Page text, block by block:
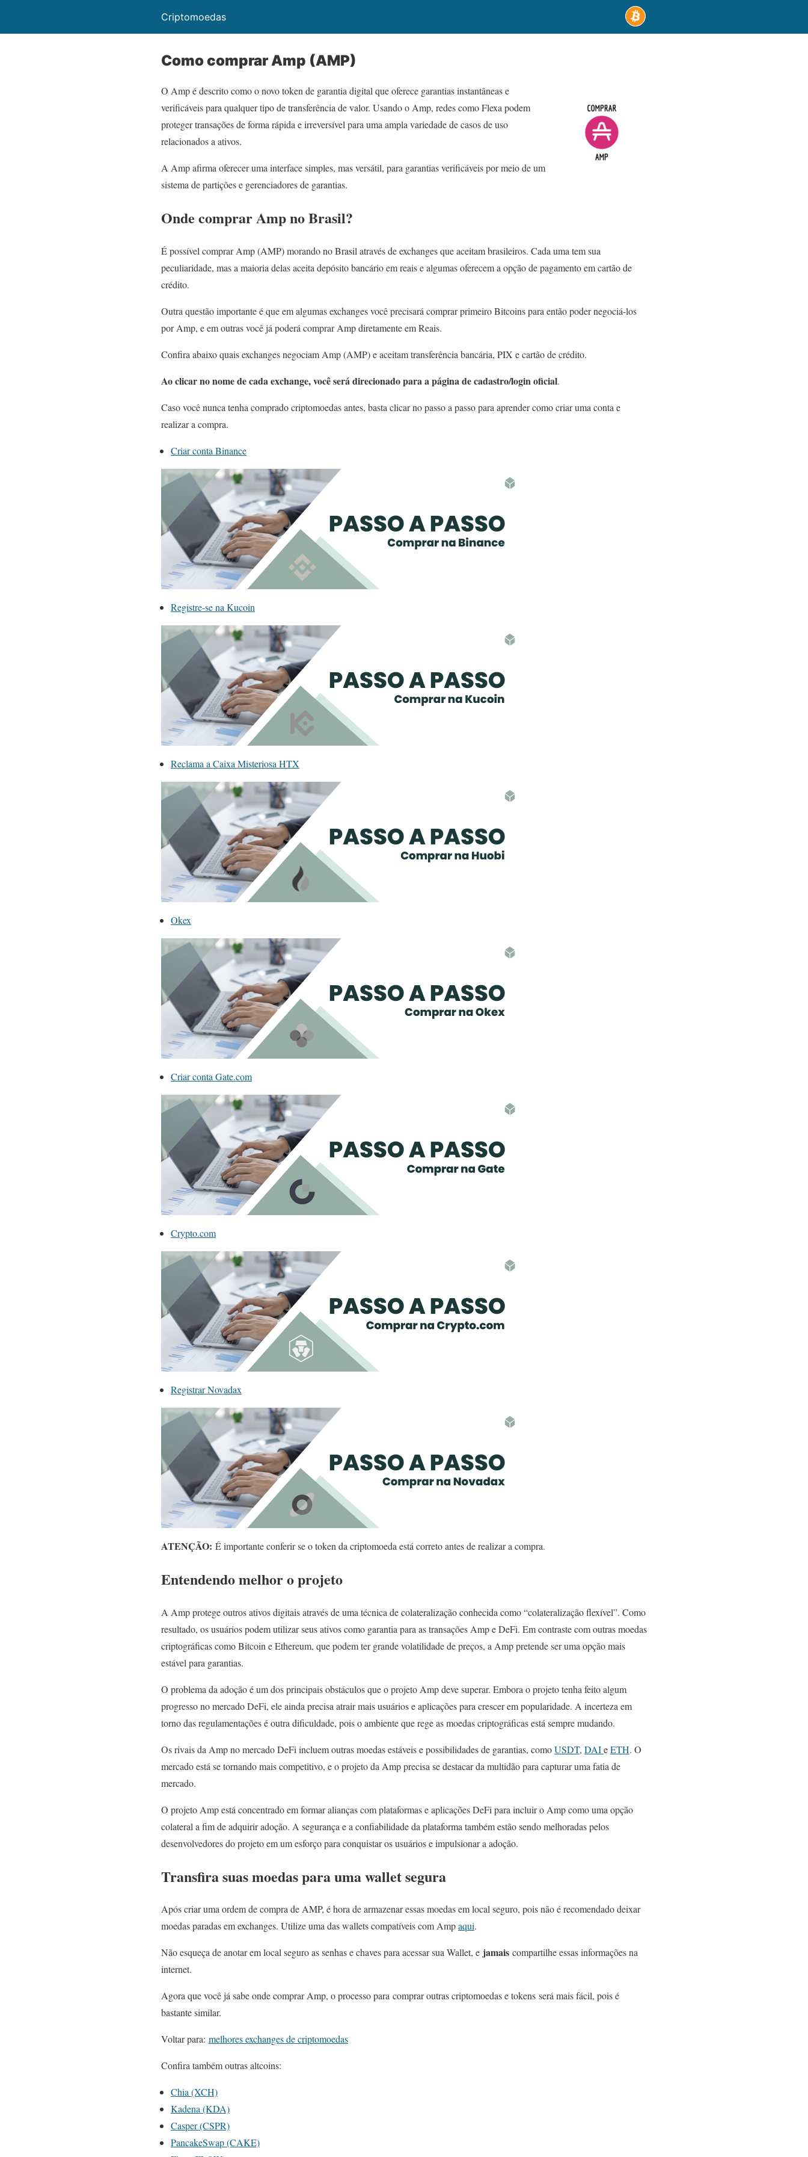
Criptomoedas
Como comprar Amp (AMP)
O Amp é descrito como o novo token de garantia digital que oferece garantias instantâneas e
verificáveis para qualquer tipo de transferência de valor. Usando o Amp, redes como Flexa podem
proteger transações de forma rápida e irreversível para uma ampla variedade de casos de uso
relacionados a ativos.
A Amp afirma oferecer uma interface simples, mas versátil, para garantias verificáveis por meio de um
sistema de partições e gerenciadores de garantias.
Onde comprar Amp no Brasil?
É possível comprar Amp (AMP) morando no Brasil através de exchanges que aceitam brasileiros. Cada uma tem sua
peculiaridade, mas a maioria delas aceita depósito bancário em reais e algumas oferecem a opção de pagamento em cartão de
crédito.
Outra questão importante é que em algumas exchanges você precisará comprar primeiro Bitcoins para então poder negociá-los
por Amp, e em outras você já poderá comprar Amp diretamente em Reais.
Confira abaixo quais exchanges negociam Amp (AMP) e aceitam transferência bancária, PIX e cartão de crédito.
Ao clicar no nome de cada exchange, você será direcionado para a página de cadastro/login oficial.
Caso você nunca tenha comprado criptomoedas antes, basta clicar no passo a passo para aprender como criar uma conta e
realizar a compra.
Criar conta Binance
Registre-se na Kucoin
Reclama a Caixa Misteriosa HTX
Okex
Criar conta Gate.com
Crypto.com
Registrar Novadax
ATENÇÃO: É importante conferir se o token da criptomoeda está correto antes de realizar a compra.
Entendendo melhor o projeto
A Amp protege outros ativos digitais através de uma técnica de colateralização conhecida como “colateralização flexível”. Como
resultado, os usuários podem utilizar seus ativos como garantia para as transações Amp e DeFi. Em contraste com outras moedas
criptográficas como Bitcoin e Ethereum, que podem ter grande volatilidade de preços, a Amp pretende ser uma opção mais
estável para garantias.
O problema da adoção é um dos principais obstáculos que o projeto Amp deve superar. Embora o projeto tenha feito algum
progresso no mercado DeFi, ele ainda precisa atrair mais usuários e aplicações para crescer em popularidade. A incerteza em
torno das regulamentações é outra dificuldade, pois o ambiente que rege as moedas criptográficas está sempre mudando.
Os rivais da Amp no mercado DeFi incluem outras moedas estáveis e possibilidades de garantias, comoUSDT, DAIeETH. O
mercado está se tornando mais competitivo, e o projeto da Amp precisa se destacar da multidão para capturar uma fatia de
mercado.
O projeto Amp está concentrado em formar alianças com plataformas e aplicações DeFi para incluir o Amp como uma opção
colateral a fim de adquirir adoção. A segurança e a confiabilidade da plataforma também estão sendo melhoradas pelos
desenvolvedores do projeto em um esforço para conquistar os usuários e impulsionar a adoção.
Transfira suas moedas para uma wallet segura
Após criar uma ordem de compra de AMP, é hora de armazenar essas moedas em local seguro, pois não é recomendado deixar
moedas paradas em exchanges. Utilize uma das wallets compatíveis com Ampaqui.
Não esqueça de anotar em local seguro as senhas e chaves para acessar sua Wallet, e jamais compartilhe essas informações na
internet.
Agora que você já sabe onde comprar Amp, o processo para comprar outras criptomoedas e tokens será mais fácil, pois é
bastante similar.
Voltar para: melhores exchanges de criptomoedas
Confira também outras altcoins:
Chia (XCH)
Kadena (KDA)
Casper (CSPR)
PancakeSwap (CAKE)